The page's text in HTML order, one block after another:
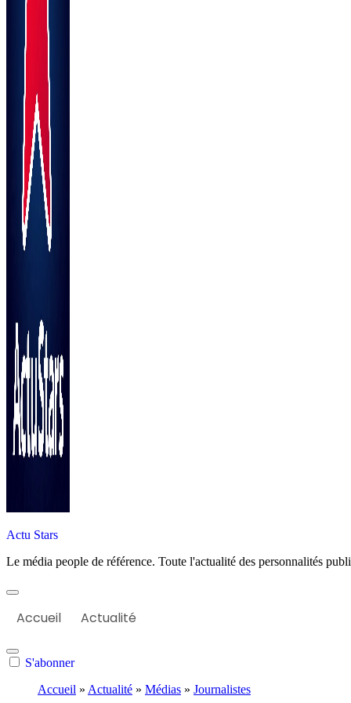
Actu Stars
Le média people de référence. Toute l'actualité des personnalités
Accueil Actualité
S'abonner
Accueil » Actualité » Médias » Journalistes